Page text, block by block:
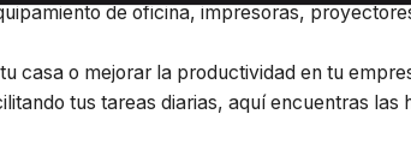
de oficina, impresoras,
casa o mejorar la productividad en tu
tus tareas diarias, aquí encuentras las